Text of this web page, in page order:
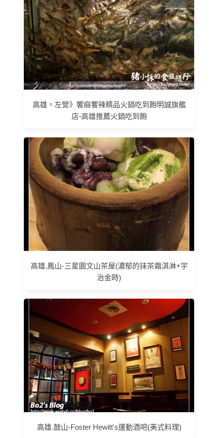
高雄。左營》饗麻饗辣精品火鍋吃到飽明誠旗艦
店-高雄推薦火鍋吃到飽
高雄.鳳山-三星園文山茶屋(濃郁的抹茶霜淇淋+宇
治金時)
高雄.鼓山-Foster Hewitt's運動酒吧(美式料理)